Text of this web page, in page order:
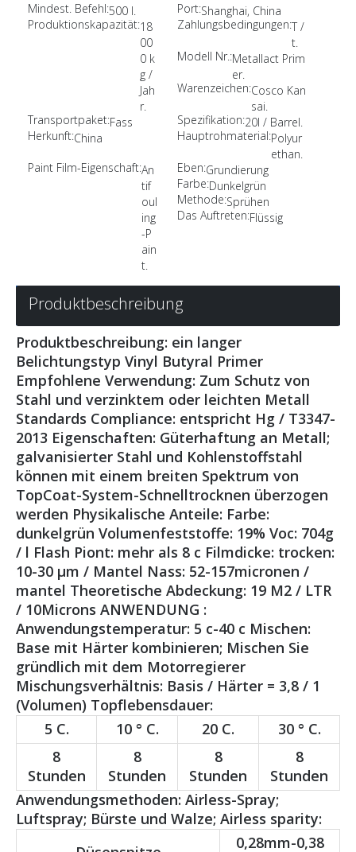
Mindest. Befehl:500 l. Port:Shanghai, China
Produktionskapazität:18
00
0 k
g /
Jah
r.
Zahlungsbedingungen:T /
t.
Modell Nr.:Metallact Prim
er.
Warenzeichen:Cosco Kan
sai.
Transportpaket:Fass Spezifikation:20l / Barrel.
Herkunft:China Hauptrohmaterial:Polyur
ethan.
Paint Film-Eigenschaft:An
tif
oul
ing
-P
ain
t.
Eben:Grundierung
Farbe:Dunkelgrün
Methode:Sprühen
Das Auftreten:Flüssig
Produktbeschreibung
Produktbeschreibung: ein langer
Belichtungstyp Vinyl Butyral Primer
Empfohlene Verwendung: Zum Schutz von
Stahl und verzinktem oder leichten Metall
Standards Compliance: entspricht Hg / T3347-
2013 Eigenschaften: Güterhaftung an Metall;
galvanisierter Stahl und Kohlenstoffstahl
können mit einem breiten Spektrum von
TopCoat-System-Schnelltrocknen überzogen
werden Physikalische Anteile: Farbe:
dunkelgrün Volumenfeststoffe: 19% Voc: 704g
/ l Flash Piont: mehr als 8 c Filmdicke: trocken:
10-30 μm / Mantel Nass: 52-157micronen /
mantel Theoretische Abdeckung: 19 M2 / LTR
/ 10Microns ANWENDUNG :
Anwendungstemperatur: 5 c-40 c Mischen:
Base mit Härter kombinieren; Mischen Sie
gründlich mit dem Motorregierer
Mischungsverhältnis: Basis / Härter = 3,8 / 1
(Volumen) Topflebensdauer:
5 C.
10 ° C. 20 C.
30 ° C.
8
Stunden
8
Stunden
8
Stunden
8
Stunden
Anwendungsmethoden: Airless-Spray;
Luftspray; Bürste und Walze; Airless sparity:
0,28mm-0,38